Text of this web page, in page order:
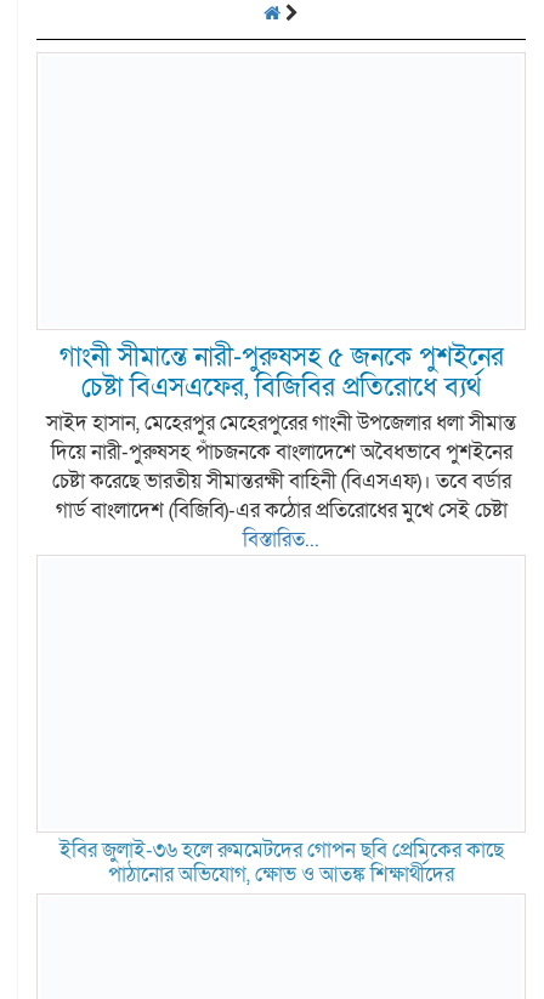
গাংনী সীমান্তে নারী-পুরুষসহ ৫ জনকে পুশইনের
চেষ্টা বিএসএফের, বিজিবির প্রতিরোধে ব্যর্থ
সাইদ হাসান, মেহেরপুর মেহেরপুরের গাংনী উপজেলার ধলা সীমান্ত
দিয়ে নারী-পুরুষসহ পাঁচজনকে বাংলাদেশে অবৈধভাবে পুশইনের
চেষ্টা করেছে ভারতীয় সীমান্তরক্ষী বাহিনী (বিএসএফ)। তবে বর্ডার
গার্ড বাংলাদেশ (বিজিবি)-এর কঠোর প্রতিরোধের মুখে সেই চেষ্টা
বিস্তারিত...
ইবির জুলাই-৩৬ হলে রুমমেটদের গোপন ছবি প্রেমিকের কাছে
পাঠানোর অভিযোগ, ক্ষোভ ও আতঙ্ক শিক্ষার্থীদের